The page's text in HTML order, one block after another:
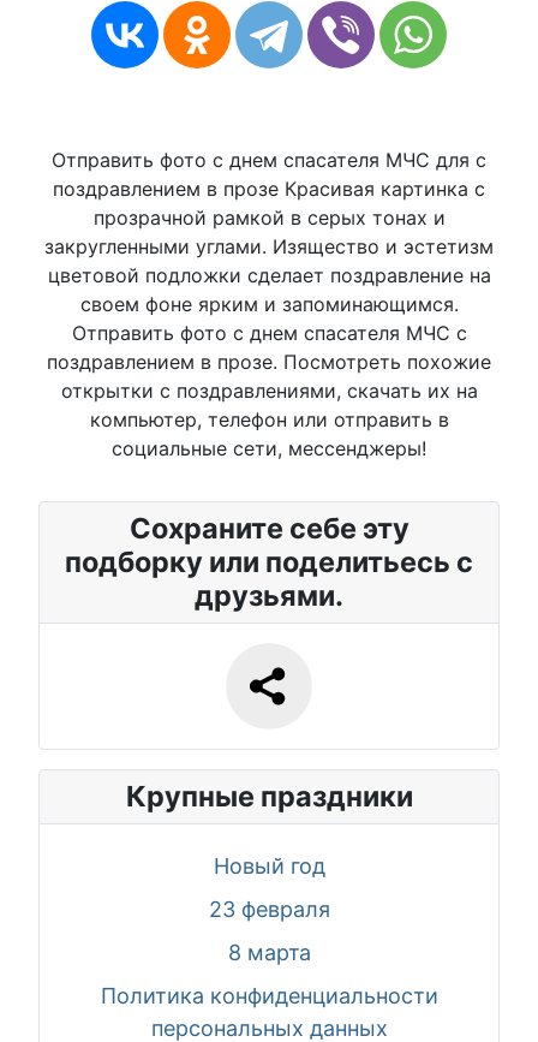
Отправить фото с днем спасателя МЧС для с
поздравлением в прозе Красивая картинка с
прозрачной рамкой в серых тонах и
закругленными углами. Изящество и эстетизм
цветовой подложки сделает поздравление на
своем фоне ярким и запоминающимся.
Отправить фото с днем спасателя МЧС с
поздравлением в прозе. Посмотреть похожие
открытки с поздравлениями, скачать их на
компьютер, телефон или отправить в
социальные сети, мессенджеры!
Сохраните себе эту
подборку или поделитьесь с
друзьями.
Крупные праздники
Новый год
23 февраля
8 марта
Политика конфиденциальности
персональных данных